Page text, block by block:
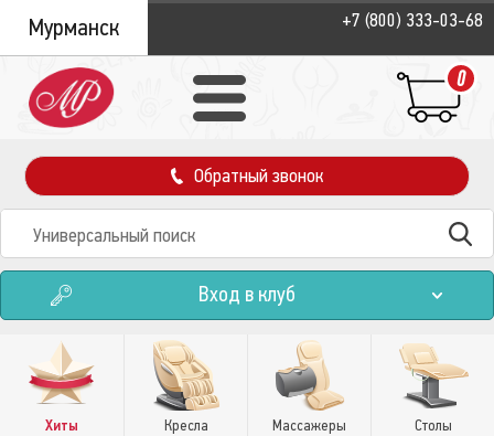
Мурманск +7 (800) 333-03-68
0
Обратный звонок
Вход в клуб
Хиты Кресла Массажеры Столы